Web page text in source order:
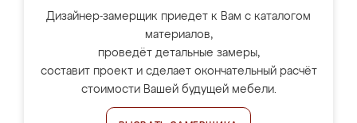
Дизайнер-замерщик приедет к Вам с каталогом
материалов,
проведёт детальные замеры,
составит проект и сделает окончательный расчёт
стоимости Вашей будущей мебели.